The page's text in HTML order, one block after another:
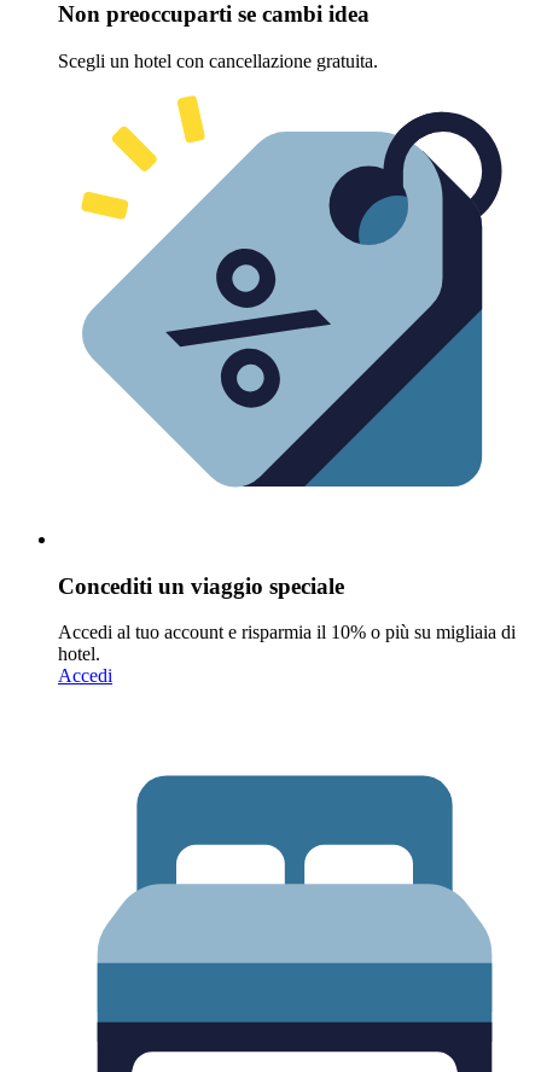
Non preoccuparti se cambi idea
Scegli un hotel con cancellazione gratuita.
Concediti un viaggio speciale
Accedi al tuo account e risparmia il 10% o più su migliaia di
hotel.
Accedi